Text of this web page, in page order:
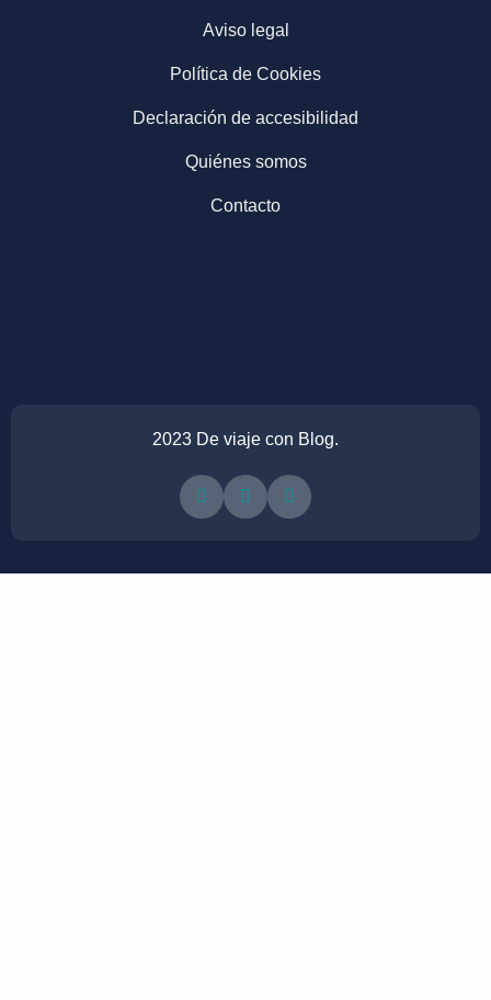
Aviso legal
Política de Cookies
Declaración de accesibilidad
Quiénes somos
Contacto
2023 De viaje con Blog.